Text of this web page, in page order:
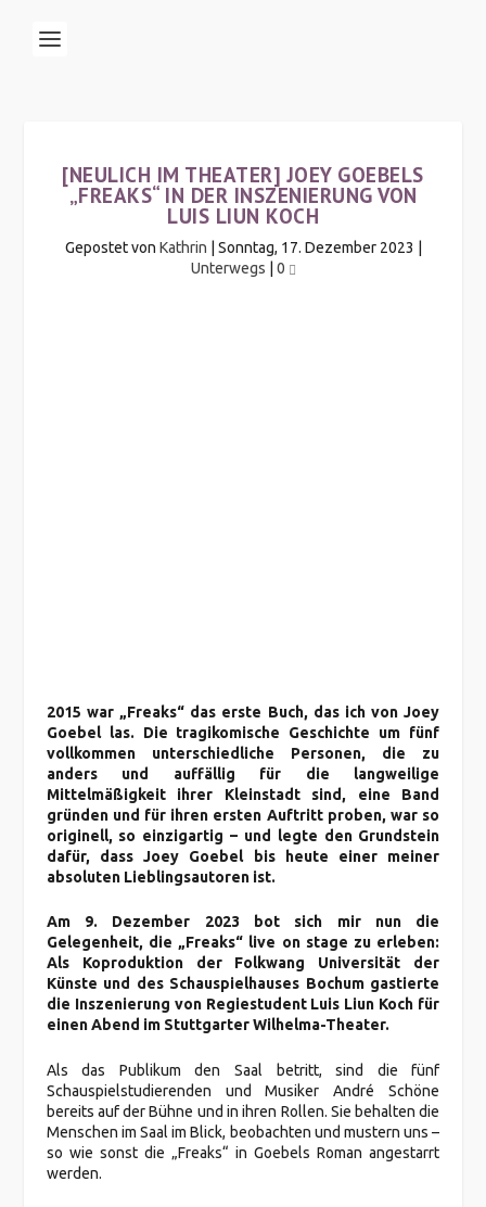
[NEULICH IM THEATER] JOEY GOEBELS
„FREAKS“ IN DER INSZENIERUNG VON
LUIS LIUN KOCH
Gepostet von Kathrin Sonntag, 17. Dezember 2023
Unterwegs
0
2015 war „Freaks“ das erste Buch, das ich von Joey
Goebel las. Die tragikomische Geschichte um fünf
vollkommen unterschiedliche Personen, die zu
anders und auffällig für die langweilige
Mittelmäßigkeit ihrer Kleinstadt sind, eine Band
gründen und für ihren ersten Auftritt proben, war so
originell, so einzigartig – und legte den Grundstein
dafür, dass Joey Goebel bis heute einer meiner
absoluten Lieblingsautoren ist.
Am 9. Dezember 2023 bot sich mir nun die
Gelegenheit, die „Freaks“ live on stage zu erleben:
Als Koproduktion der Folkwang Universität der
Künste und des Schauspielhauses Bochum gastierte
die Inszenierung von Regiestudent Luis Liun Koch für
einen Abend im Stuttgarter Wilhelma-Theater.
Als das Publikum den Saal betritt, sind die fünf
Schauspielstudierenden und Musiker André Schöne
bereits auf der Bühne und in ihren Rollen. Sie behalten die
Menschen im Saal im Blick, beobachten und mustern uns –
so wie sonst die „Freaks“ in Goebels Roman angestarrt
werden.